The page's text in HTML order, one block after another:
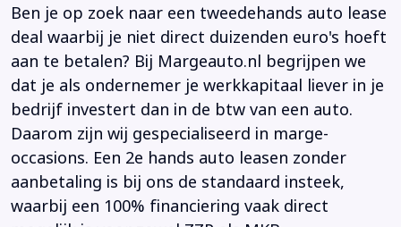
Ben je op zoek naar een tweedehands auto lease
deal waarbij je niet direct duizenden euro's hoeft
aan te betalen? Bij Margeauto.nl begrijpen we
dat je als ondernemer je werkkapitaal liever in je
bedrijf investert dan in de btw van een auto.
Daarom zijn wij gespecialiseerd in marge-
occasions. Een 2e hands auto leasen zonder
aanbetaling is bij ons de standaard insteek,
waarbij een 100% financiering vaak direct